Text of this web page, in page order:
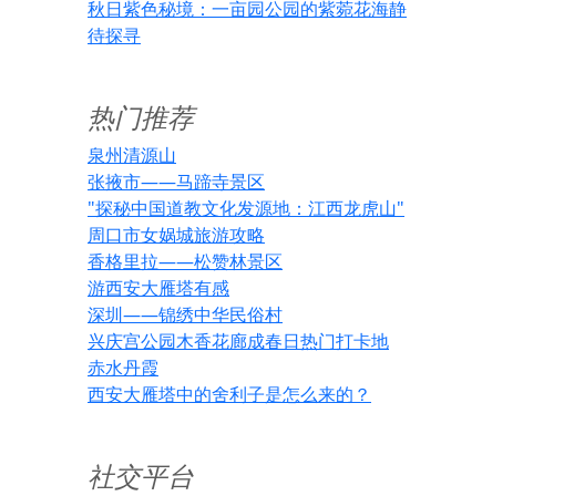
秋日紫色秘境：一亩园公园的紫菀花海静
待探寻
热门推荐
泉州清源山
张掖市——马蹄寺景区
"探秘中国道教文化发源地：江西龙虎山"
周口市女娲城旅游攻略
香格里拉——松赞林景区
游西安大雁塔有感
深圳——锦绣中华民俗村
兴庆宫公园木香花廊成春日热门打卡地
赤水丹霞
西安大雁塔中的舍利子是怎么来的？
社交平台